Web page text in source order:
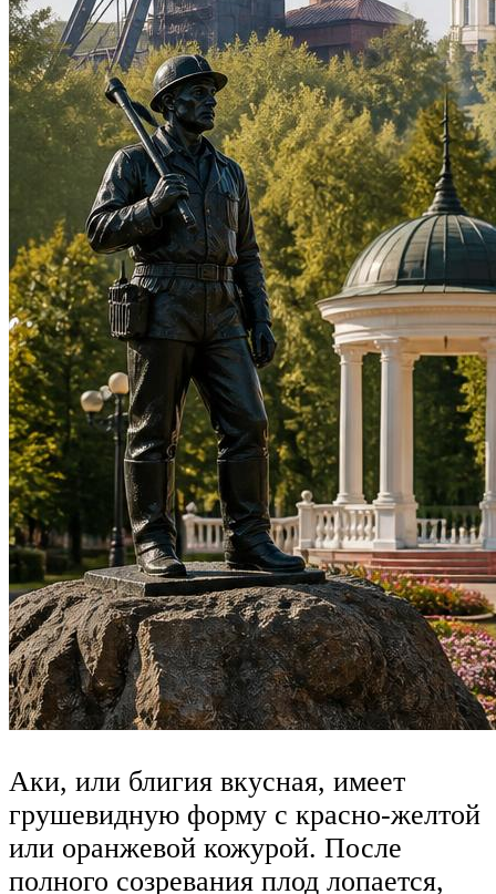
Аки, или блигия вкусная, имеет
грушевидную форму с красно-желтой
или оранжевой кожурой. После
полного созревания плод лопается,